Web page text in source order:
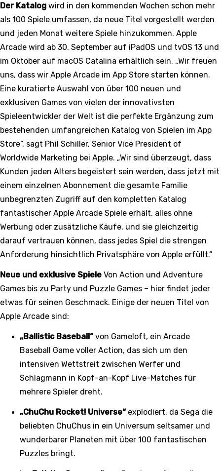
Der Katalog wird in den kommenden Wochen schon mehr
als 100 Spiele umfassen, da neue Titel vorgestellt werden
und jeden Monat weitere Spiele hinzukommen. Apple
Arcade wird ab 30. September auf iPadOS und tvOS 13 und
im Oktober auf macOS Catalina erhältlich sein. „Wir freuen
uns, dass wir Apple Arcade im App Store starten können.
Eine kuratierte Auswahl von über 100 neuen und
exklusiven Games von vielen der innovativsten
Spieleentwickler der Welt ist die perfekte Ergänzung zum
bestehenden umfangreichen Katalog von Spielen im App
Store“, sagt Phil Schiller, Senior Vice President of
Worldwide Marketing bei Apple. „Wir sind überzeugt, dass
Kunden jeden Alters begeistert sein werden, dass jetzt mit
einem einzelnen Abonnement die gesamte Familie
unbegrenzten Zugriff auf den kompletten Katalog
fantastischer Apple Arcade Spiele erhält, alles ohne
Werbung oder zusätzliche Käufe, und sie gleichzeitig
darauf vertrauen können, dass jedes Spiel die strengen
Anforderung hinsichtlich Privatsphäre von Apple erfüllt.“
Neue und exklusive Spiele Von Action und Adventure
Games bis zu Party und Puzzle Games – hier findet jeder
etwas für seinen Geschmack. Einige der neuen Titel von
Apple Arcade sind:
„Ballistic Baseball“ von Gameloft, ein Arcade
Baseball Game voller Action, das sich um den
intensiven Wettstreit zwischen Werfer und
Schlagmann in Kopf-an-Kopf Live-Matches für
mehrere Spieler dreht.
„ChuChu Rocket! Universe“ explodiert, da Sega die
beliebten ChuChus in ein Universum seltsamer und
wunderbarer Planeten mit über 100 fantastischen
Puzzles bringt.